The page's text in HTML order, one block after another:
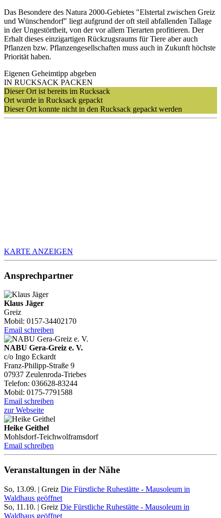
Das Besondere des Natura 2000-Gebietes "Elstertal zwischen Greiz
und Wünschendorf" liegt aufgrund der oft steil abfallenden Tallage
in der Ungestörtheit, von der vor allem Tierarten profitieren. Der
Erhalt dieses einzigartigen Rückzugsraums für Tiere aber auch
Pflanzen bzw. Pflanzengesellschaften muss auch in Zukunft höchste
Priorität haben.
Eigenen Geheimtipp abgeben
IN RUCKSACK PACKEN
Dieser Ort ist bereits im Rucksack
Ort wurde in Rucksack gepackt
Dieser Ort konnte nicht in den Rucksack gepackt werden
KARTE ANZEIGEN
Ansprechpartner
Klaus Jäger
Greiz
Mobil: 0157-34402170
Email schreiben
NABU Gera-Greiz e. V.
c/o Ingo Eckardt
Franz-Philipp-Straße 9
07937 Zeulenroda-Triebes
Telefon: 036628-83244
Mobil: 0175-7791588
Email schreiben
zur Webseite
Heike Geithel
Mohlsdorf-Teichwolframsdorf
Email schreiben
Veranstaltungen in der Nähe
So, 13.09. | Greiz Die Fürstliche Ruhestätte - Mausoleum in
Waldhaus geöffnet
So, 11.10. | Greiz Die Fürstliche Ruhestätte - Mausoleum in
Waldhaus geöffnet